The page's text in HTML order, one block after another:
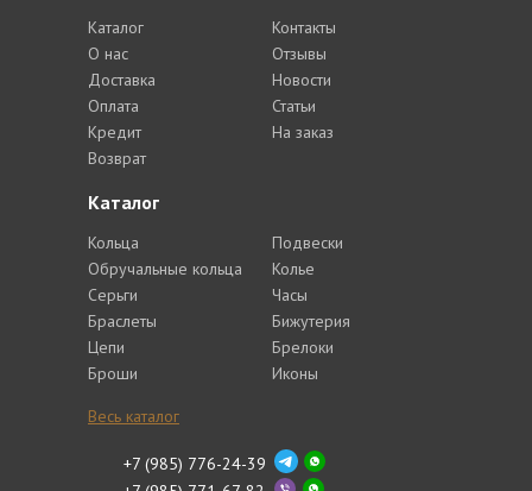
Каталог
Кольца
Обручальные кольца
Серьги
Браслеты
Цепи
Броши
Подвески
Колье
Часы
Бижутерия
Брелоки
Иконы
Весь каталог
Каталог
О нас
Доставка
Оплата
Кредит
Возврат
Контакты
Отзывы
Новости
Статьи
На заказ
+7 (985) 776-24-39